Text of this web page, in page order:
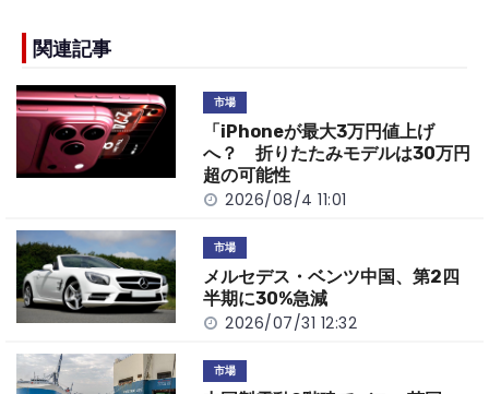
e
b
o
o
k
n
k
関連記事
市場
「iPhoneが最大3万円値上げ
へ？ 折りたたみモデルは30万円
超の可能性
2026/08/4 11:01
市場
メルセデス・ベンツ中国、第2四
半期に30%急減
2026/07/31 12:32
市場